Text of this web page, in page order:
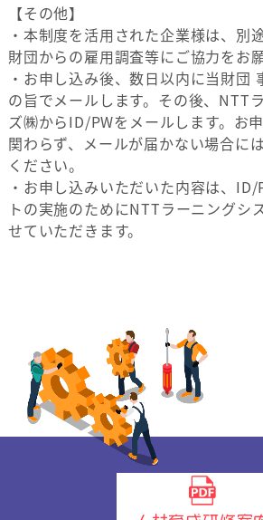
【その他】
・本制度を活用された企業様は、別
財団からの雇用調査等にご協力をお
・お申し込み後、数日以内に当財団
の旨でメールします。その後、NTT
ズ㈱からID/PWをメールします。お
関わらず、メールが届かない場合に
ください。
・お申し込みいただいた内容は、
トの実施のためにNTTラーニングシ
せていただきます。